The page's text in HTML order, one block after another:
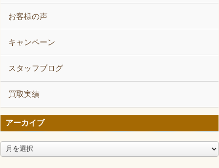
お客様の声
キャンペーン
スタッフブログ
買取実績
アーカイブ
ア
ー